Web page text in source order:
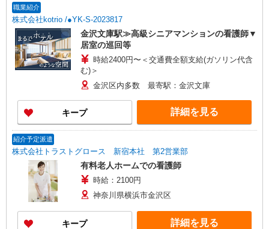
歓迎 ・認知症介護基礎研修 ・初任者研修 ・実務
者研修 ・介護福祉士 など
職業紹介
株式会社kotrio /●YK-S-2023817
金沢文庫駅≫高級シニアマンションの看護師▼
居室の巡回等
時給2400円〜＜交通費全額支給(ガソリン代含
む)＞
金沢区内多数 最寄駅：金沢文庫
キープ 詳細を見る
紹介予定派遣
株式会社トラストグロース 新宿本社 第2営業部
有料老人ホームでの看護師
時給：2100円
神奈川県横浜市金沢区
キープ 詳細を見る